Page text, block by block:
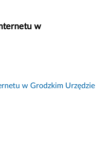
w
w Grodzkim Urzędzie